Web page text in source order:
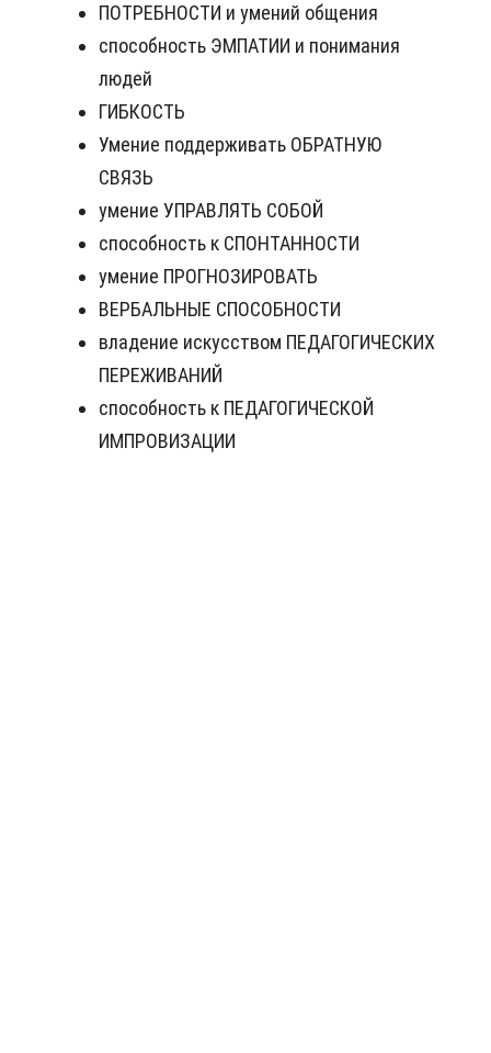
ПОТРЕБНОСТИ и умений общения
способность ЭМПАТИИ и понимания
людей
ГИБКОСТЬ
Умение поддерживать ОБРАТНУЮ
СВЯЗЬ
умение УПРАВЛЯТЬ СОБОЙ
способность к СПОНТАННОСТИ
умение ПРОГНОЗИРОВАТЬ
ВЕРБАЛЬНЫЕ СПОСОБНОСТИ
владение искусством ПЕДАГОГИЧЕСКИХ
ПЕРЕЖИВАНИЙ
способность к ПЕДАГОГИЧЕСКОЙ
ИМПРОВИЗАЦИИ